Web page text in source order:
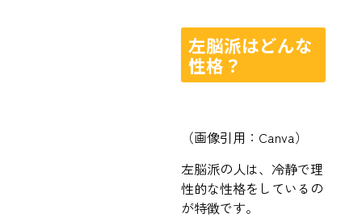
左脳派はどんな
性格？
（画像引用：Canva）
左脳派の人は、冷静で理
性的な性格をしているの
が特徴です。